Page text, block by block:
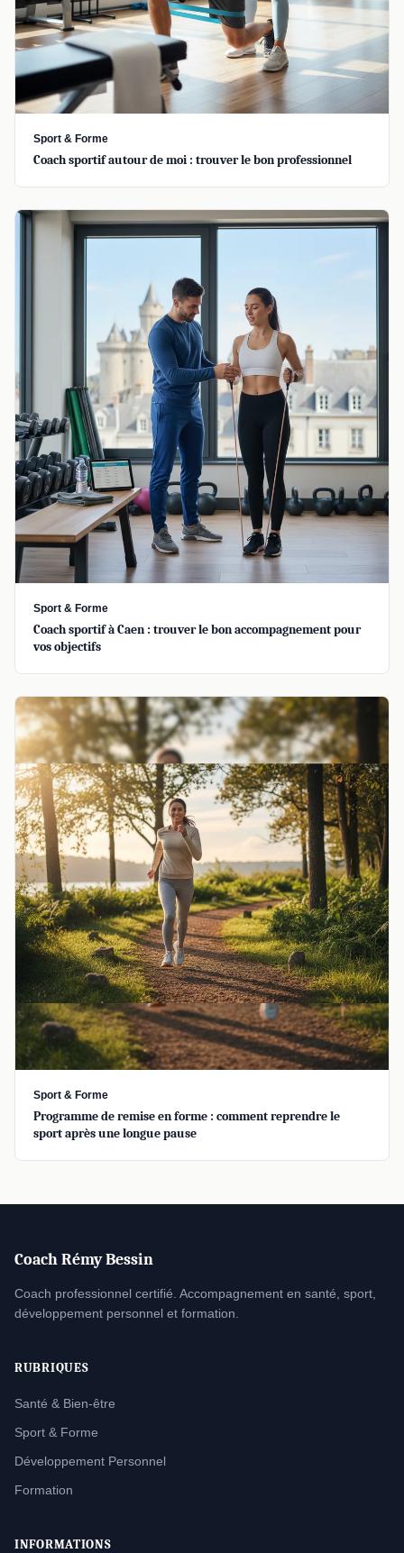
Sport & Forme
Coach sportif autour de moi : trouver le bon professionnel
Sport & Forme
Coach sportif à Caen : trouver le bon accompagnement pour
vos objectifs
Sport & Forme
Programme de remise en forme : comment reprendre le
sport après une longue pause
Coach Rémy Bessin
Coach professionnel certifié. Accompagnement en santé, sport,
développement personnel et formation.
RUBRIQUES
Santé & Bien-être
Sport & Forme
Développement Personnel
Formation
INFORMATIONS